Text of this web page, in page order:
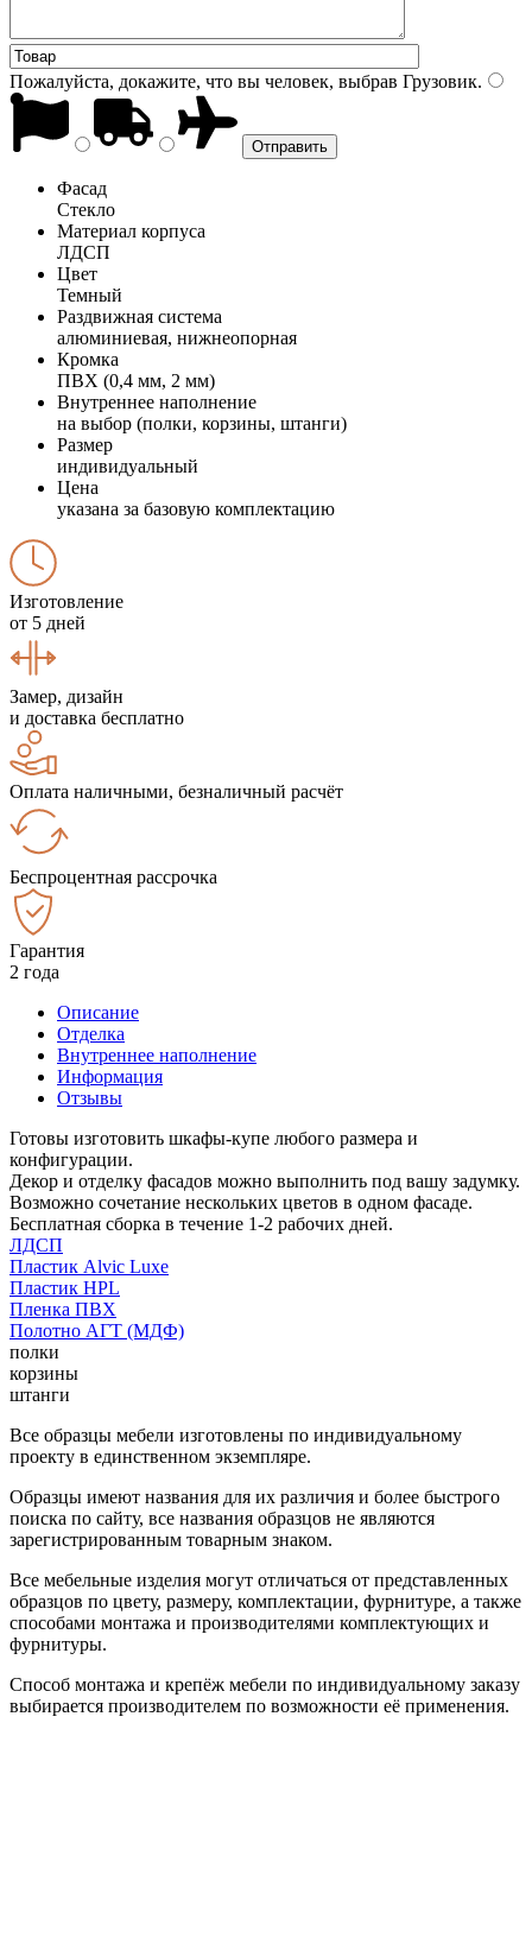
Пожалуйста, докажите, что вы человек, выбрав Грузовик.
Фасад
Стекло
Материал корпуса
ЛДСП
Цвет
Темный
Раздвижная система
алюминиевая, нижнеопорная
Кромка
ПВХ (0,4 мм, 2 мм)
Внутреннее наполнение
на выбор (полки, корзины, штанги)
Размер
индивидуальный
Цена
указана за базовую комплектацию
Изготовление
от 5 дней
Замер, дизайн
и доставка бесплатно
Оплата наличными, безналичный расчёт
Беспроцентная рассрочка
Гарантия
2 года
Описание
Отделка
Внутреннее наполнение
Информация
Отзывы
Готовы изготовить шкафы-купе любого размера и
конфигурации.
Декор и отделку фасадов можно выполнить под вашу задумку.
Возможно сочетание нескольких цветов в одном фасаде.
Бесплатная сборка в течение 1-2 рабочих дней.
ЛДСП
Пластик Alvic Luxe
Пластик HPL
Пленка ПВХ
Полотно АГТ (МДФ)
полки
корзины
штанги
Все образцы мебели изготовлены по индивидуальному
проекту в единственном экземпляре.
Образцы имеют названия для их различия и более быстрого
поиска по сайту, все названия образцов не являются
зарегистрированным товарным знаком.
Все мебельные изделия могут отличаться от представленных
образцов по цвету, размеру, комплектации, фурнитуре, а также
способами монтажа и производителями комплектующих и
фурнитуры.
Способ монтажа и крепёж мебели по индивидуальному заказу
выбирается производителем по возможности её применения.